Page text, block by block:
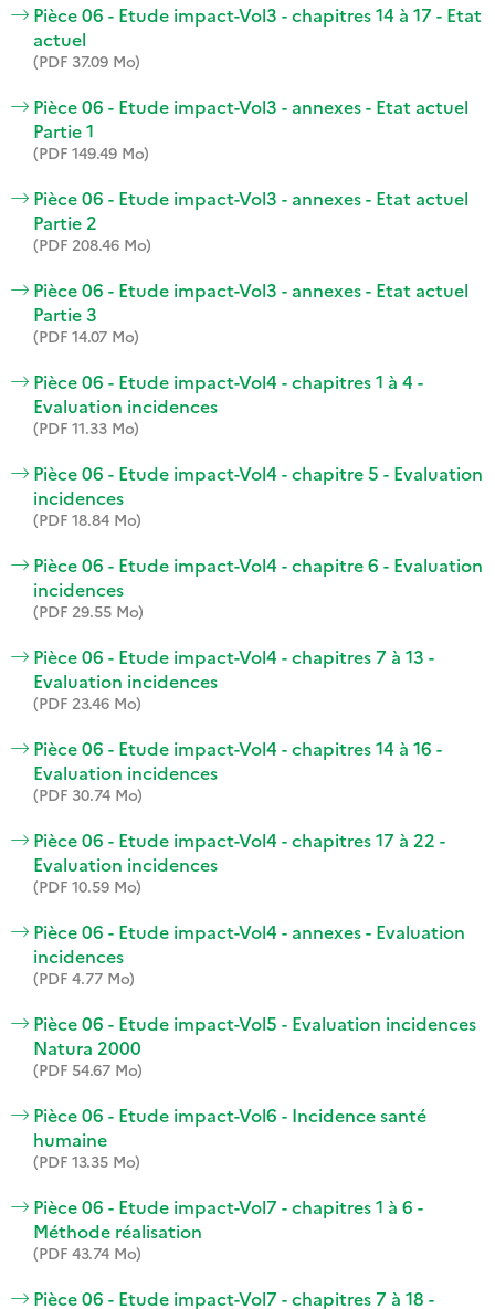
Pièce 06 - Etude impact-Vol3 - chapitres 14 à 17 - Etat
actuel
(PDF 37.09 Mo)
Pièce 06 - Etude impact-Vol3 - annexes - Etat actuel
Partie 1
(PDF 149.49 Mo)
Pièce 06 - Etude impact-Vol3 - annexes - Etat actuel
Partie 2
(PDF 208.46 Mo)
Pièce 06 - Etude impact-Vol3 - annexes - Etat actuel
Partie 3
(PDF 14.07 Mo)
Pièce 06 - Etude impact-Vol4 - chapitres 1 à 4 -
Evaluation incidences
(PDF 11.33 Mo)
Pièce 06 - Etude impact-Vol4 - chapitre 5 - Evaluation
incidences
(PDF 18.84 Mo)
Pièce 06 - Etude impact-Vol4 - chapitre 6 - Evaluation
incidences
(PDF 29.55 Mo)
Pièce 06 - Etude impact-Vol4 - chapitres 7 à 13 -
Evaluation incidences
(PDF 23.46 Mo)
Pièce 06 - Etude impact-Vol4 - chapitres 14 à 16 -
Evaluation incidences
(PDF 30.74 Mo)
Pièce 06 - Etude impact-Vol4 - chapitres 17 à 22 -
Evaluation incidences
(PDF 10.59 Mo)
Pièce 06 - Etude impact-Vol4 - annexes - Evaluation
incidences
(PDF 4.77 Mo)
Pièce 06 - Etude impact-Vol5 - Evaluation incidences
Natura 2000
(PDF 54.67 Mo)
Pièce 06 - Etude impact-Vol6 - Incidence santé
humaine
(PDF 13.35 Mo)
Pièce 06 - Etude impact-Vol7 - chapitres 1 à 6 -
Méthode réalisation
(PDF 43.74 Mo)
Pièce 06 - Etude impact-Vol7 - chapitres 7 à 18 -